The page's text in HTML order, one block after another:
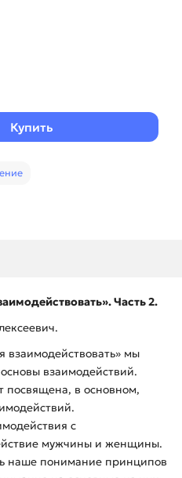
Купить
Часть 2.
взаимодействовать» мы
взаимодействий.
посвящена, в основном,
с
мужчины и женщины.
наше понимание принципов